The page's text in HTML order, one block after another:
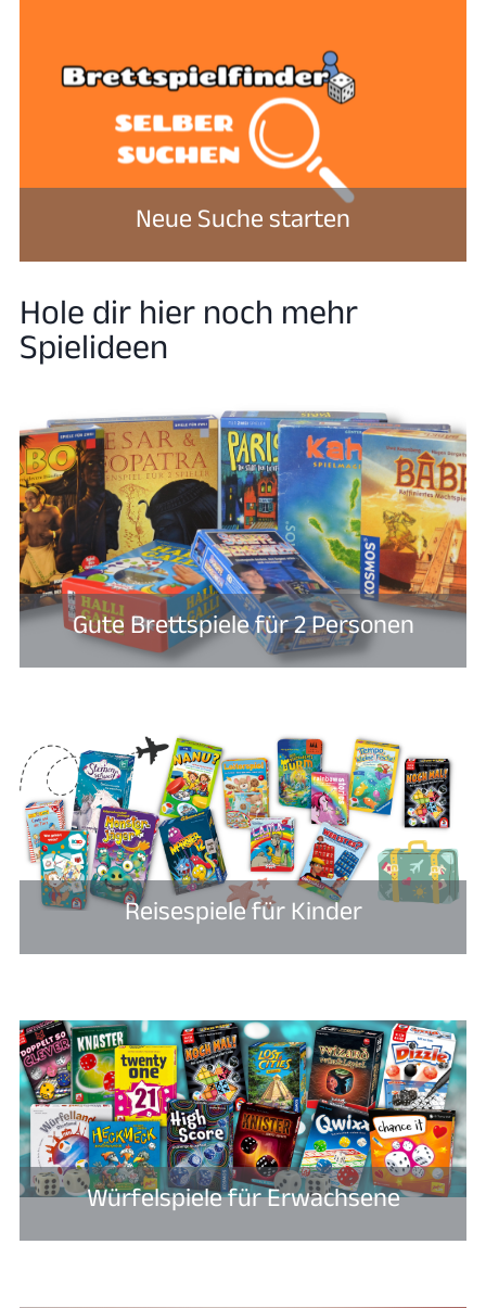
Neue Suche starten
Hole dir hier noch mehr
Spielideen
Gute Brettspiele für 2 Personen​
Reisespiele für Kinder
Würfelspiele für Erwachsene